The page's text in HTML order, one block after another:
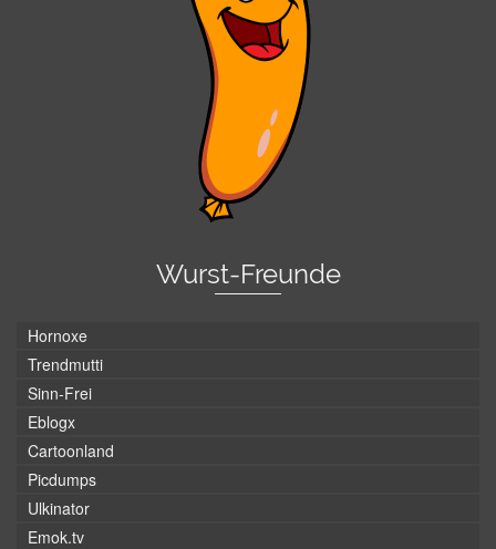
Wurst-Freunde
Hornoxe
Trendmutti
Sinn-Frei
Eblogx
Cartoonland
Picdumps
Ulkinator
Emok.tv